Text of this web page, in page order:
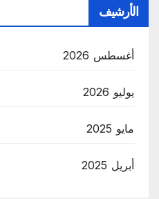
الأرشيف
أغسطس 2026
يوليو 2026
مايو 2025
أبريل 2025